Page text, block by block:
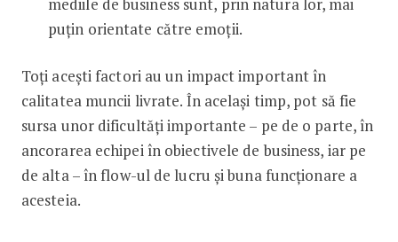
puțin orientate către emoții.
Toți acești factori au un impact important în
calitatea muncii livrate. În același timp, pot să fie
sursa unor dificultăți importante – pe de o parte, în
ancorarea echipei în obiectivele de business, iar pe
de alta – în flow-ul de lucru și buna funcționare a
acesteia.